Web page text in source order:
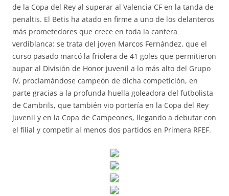
de la Copa del Rey al superar al Valencia CF en la tanda de
penaltis. El Betis ha atado en firme a uno de los delanteros
más prometedores que crece en toda la cantera
verdiblanca: se trata del joven Marcos Fernández, que el
curso pasado marcó la friolera de 41 goles que permitieron
aupar al División de Honor juvenil a lo más alto del Grupo
IV, proclamándose campeón de dicha competición, en
parte gracias a la profunda huella goleadora del futbolista
de Cambrils, que también vio portería en la Copa del Rey
juvenil y en la Copa de Campeones, llegando a debutar con
el filial y competir al menos dos partidos en Primera RFEF.